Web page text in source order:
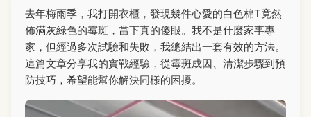
去年梅雨季，我打開衣櫃，發現幾件心愛的白色棉T竟然
佈滿灰綠色的霉斑，當下真的傻眼。我不是什麼家事專
家，但經過多次試驗和失敗，我總結出一套有效的方法。
這篇文章分享我的實戰經驗，從霉斑成因、清潔步驟到預
防技巧，希望能幫你解決同樣的困擾。